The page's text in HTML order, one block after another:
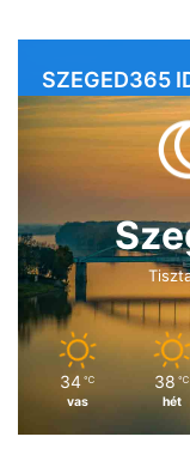
SZEGED365
34 ℃
vas
38 ℃
hét